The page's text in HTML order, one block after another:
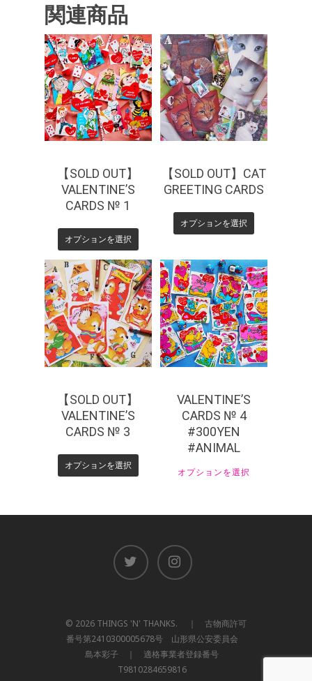
関連商品
¥440
【SOLD OUT】
VALENTINE’S
CARDS № 1
オプションを選択
¥550
【SOLD OUT】CAT
GREETING CARDS
オプションを選択
¥330
【SOLD OUT】
VALENTINE’S
CARDS № 3
オプションを選択
¥330
VALENTINE’S
CARDS № 4
#300YEN
#ANIMAL
オプションを選択
© 2026 THINGS 'N' THANKS. ｜ 古物商許可
番号第2410300005678号 山形県公安委員会
島本彩子 ｜ 適格事業者登録番号
T9810284659816